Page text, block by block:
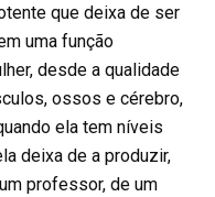
que deixa de ser
uma função
desde a qualidade
ossos e cérebro,
ela tem níveis
deixa de a produzir,
professor, de um